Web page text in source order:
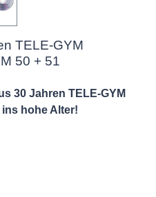
TELE-GYM
50 + 51
30 Jahren TELE-GYM
hohe Alter!